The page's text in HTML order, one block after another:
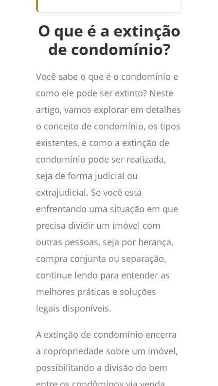
O que é a extinção
de condomínio?
Você sabe o que é o condomínio e
como ele pode ser extinto? Neste
artigo, vamos explorar em detalhes
o conceito de condomínio, os tipos
existentes, e como a extinção de
condomínio pode ser realizada,
seja de forma judicial ou
extrajudicial. Se você está
enfrentando uma situação em que
precisa dividir um imóvel com
outras pessoas, seja por herança,
compra conjunta ou separação,
continue lendo para entender as
melhores práticas e soluções
legais disponíveis.
A extinção de condomínio encerra
a copropriedade sobre um imóvel,
possibilitando a divisão do bem